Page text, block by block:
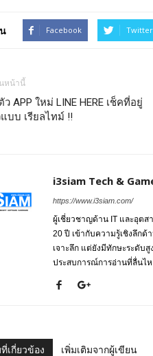
Facebook Twitter
หน้านี้
ว APP ใหม่ LINE HERE เช็คที่อยู่
บบ เรียลไทม์ !!
i3siam Tech &
https://www.i3siam.com/
ผู้เชี่ยวชาญด้าน IT และอุตส
20 ปี เข้ากับความรู้เชิงลึกด้
เจาะลึก แต่ยังมีทักษะระดับ
ประสบการณ์การอ่านที่ลื่นไ
เกี่ยวข้อง เพิ่มเติมจากผู้เขียน